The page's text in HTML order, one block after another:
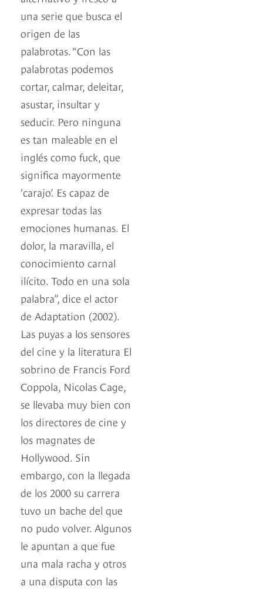
una serie que busca el
origen de las
palabrotas. “Con las
palabrotas podemos
cortar, calmar, deleitar,
asustar, insultar y
seducir. Pero ninguna
es tan maleable en el
inglés como fuck, que
significa mayormente
‘carajo’. Es capaz de
expresar todas las
emociones humanas. El
dolor, la maravilla, el
conocimiento carnal
ilícito. Todo en una sola
palabra”, dice el actor
de Adaptation (2002).
Las puyas a los sensores
del cine y la literatura El
sobrino de Francis Ford
Coppola, Nicolas Cage,
se llevaba muy bien con
los directores de cine y
los magnates de
Hollywood. Sin
embargo, con la llegada
de los 2000 su carrera
tuvo un bache del que
no pudo volver. Algunos
le apuntan a que fue
una mala racha y otros
a una disputa con las